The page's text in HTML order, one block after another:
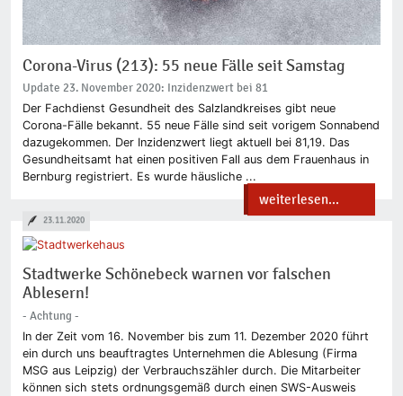
Corona-Virus (213): 55 neue Fälle seit Samstag
Update 23. November 2020: Inzidenzwert bei 81
Der Fachdienst Gesundheit des Salzlandkreises gibt neue
Corona-Fälle bekannt. 55 neue Fälle sind seit vorigem Sonnabend
dazugekommen. Der Inzidenzwert liegt aktuell bei 81,19. Das
Gesundheitsamt hat einen positiven Fall aus dem Frauenhaus in
Bernburg registriert. Es wurde häusliche ...
weiterlesen...
Stadtwerke Schönebeck warnen vor falschen
Ablesern!
- Achtung -
In der Zeit vom 16. November bis zum 11. Dezember 2020 führt
ein durch uns beauftragtes Unternehmen die Ablesung (Firma
MSG aus Leipzig) der Verbrauchszähler durch. Die Mitarbeiter
können sich stets ordnungsgemäß durch einen SWS-Ausweis
23.11.2020